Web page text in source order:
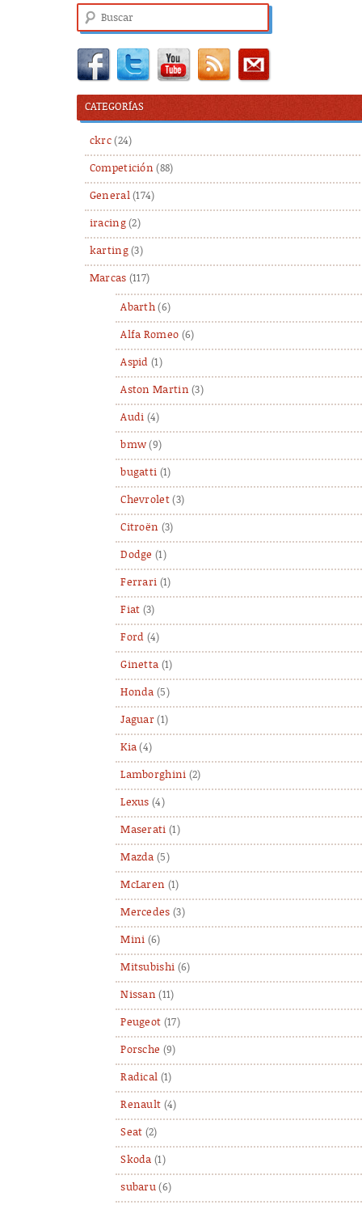
Buscar
CATEGORÍAS
ckrc(24)
Competición (88)
General(174)
iracing(2)
karting(3)
Marcas (117)
Abarth (6)
Alfa Romeo (6)
Aspid (1)
Aston Martin (3)
Audi (4)
bmw (9)
bugatti (1)
Chevrolet(3)
Citroën (3)
Dodge (1)
Ferrari (1)
Fiat (3)
Ford (4)
Ginetta (1)
Honda (5)
Jaguar (1)
Kia (4)
Lamborghini (2)
Lexus (4)
Maserati (1)
Mazda (5)
McLaren (1)
Mercedes (3)
Mini (6)
Mitsubishi (6)
Nissan (11)
Peugeot (17)
Porsche (9)
Radical (1)
Renault (4)
Seat (2)
Skoda (1)
subaru (6)